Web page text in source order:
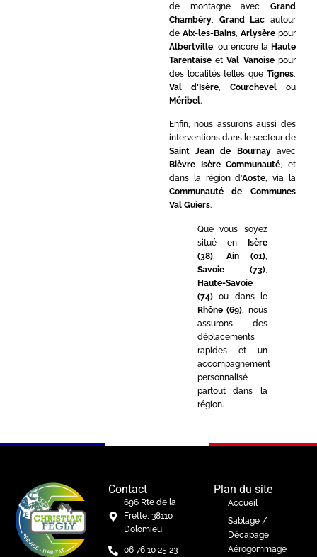
de montagne avec Grand
Chambéry, Grand Lac autour
de Aix-les-Bains, Arlysèrepour
Albertville, ou encore la Haute
TarentaiseetVal Vanoisepour
des localités telles que Tignes,
Val d’Isère, Courchevelou
Méribel.
Enfin, nous assurons aussi des
interventions dans le secteur de
Saint Jean de Bournayavec
Bièvre Isère Communauté, et
dans la région d’Aoste, via la
Communauté de Communes
Val Guiers.
Que vous soyez
situé en Isère
(38), Ain (01)
Savoie (73)
Haute-Savoie
(74)ou dans le
Rhône (69) , nous
assurons des
déplacements
rapides et un
accompagnement
personnalisé
partout dans la
région.
Contact
696 Rte de la
Frette, 38110
Dolomieu
06 76 10 25 23
Plan du site
Accueil
Sablage /
Décapage
Aérogommage